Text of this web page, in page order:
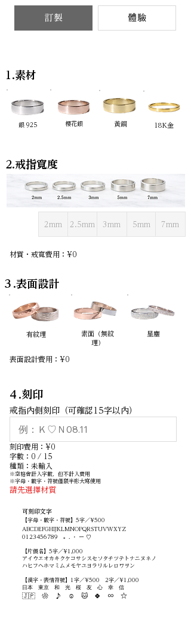
訂製 體驗
1.素材
銀 925 櫻花銀 黃銅 18K金
2.戒指寬度
2mm 2.5mm 3mm 5mm 7mm
材質・戒寬費用：¥0
３.表面設計
有紋理
素面（無紋
理）
星塵
表面設計費用：¥0
４.刻印
戒指內側刻印（可確認15字以內）
刻印費用：¥0
字數：0 / 15
種類：未輸入
※空格會計入字數，但不計入費用
※字母・數字・符號僅限半形大寫使用
請先選擇材質
可刻印文字
【字母・數字・符號】5字／¥500
ABCDEFGHIJKLMNOPQRSTUVWXYZ
0123456789
。. ・ ー ♡
【片假名】5字／¥1,000
アイウエオカキクケコサシスセソタチツテトナニヌネノ
ハヒフヘホマミムメモヤユヨラリルレロワヲン
【漢字・表情符號】1字／¥500 2字／¥1,000
日本 東京 和 光 桜 友 心 幸 信
🇯🇵 ❀ ♪ ☺ 🐱 🍀 ∞ ☆